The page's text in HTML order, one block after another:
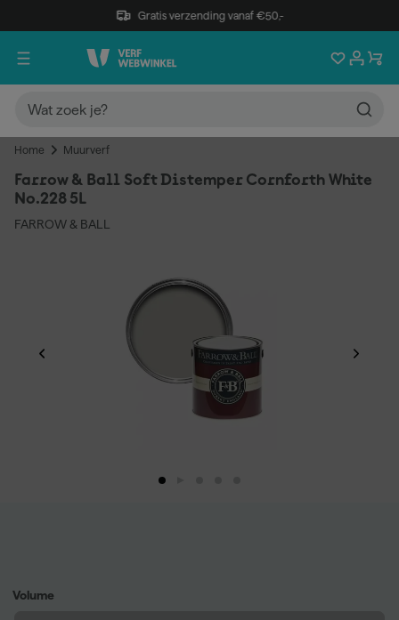
Gratis verzending vanaf €50,-
Home Muurverf
Farrow & Ball Soft Distemper Cornforth White
No.228 5L
FARROW & BALL
Volume